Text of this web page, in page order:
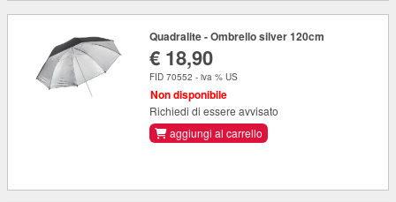
Quadralite - Ombrello silver 120cm
€ 18,90
FID 70552 - iva % US
Non disponibile
Richiedi di essere avvisato
aggiungi al carrello